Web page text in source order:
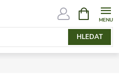
HLEDAT
NÁKUPNÍ
KOŠÍK